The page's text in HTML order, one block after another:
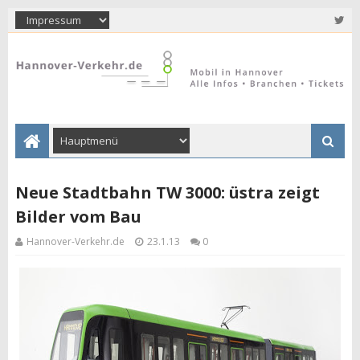
Neue Stadtbahn TW 3000: üstra zeigt
Bilder vom Bau
Hannover-Verkehr.de 23.1.13 0